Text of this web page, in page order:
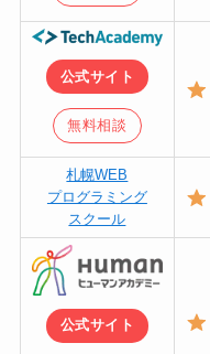
公式サイト
無料相談
札幌WEB
プログラミング
スクール
公式サイト